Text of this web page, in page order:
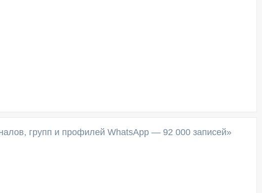
групп и профилей WhatsApp — 92 000 записей»